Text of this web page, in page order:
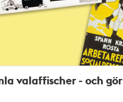
valaffischer - och gör